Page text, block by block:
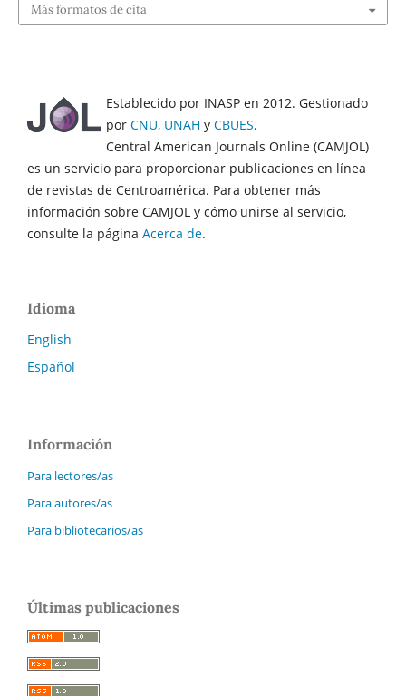
Más formatos de cita
Establecido por INASP en 2012. Gestionado
por CNU, UNAH y CBUES.
Central American Journals Online (CAMJOL)
es un servicio para proporcionar publicaciones en línea
de revistas de Centroamérica. Para obtener más
información sobre CAMJOL y cómo unirse al servicio,
consulte la página Acerca de.
Idioma
English
Español
Información
Para lectores/as
Para autores/as
Para bibliotecarios/as
Últimas publicaciones